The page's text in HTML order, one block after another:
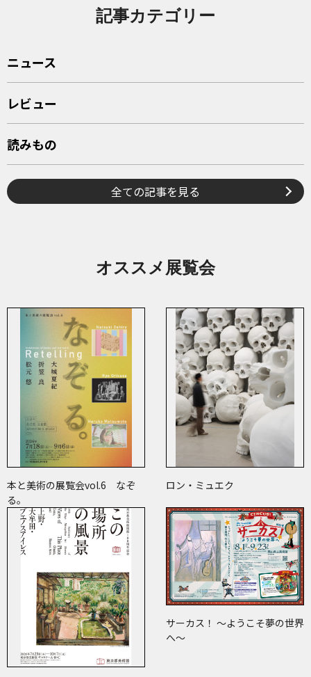
記事カテゴリー
ニュース
レビュー
読みもの
全ての記事を見る
オススメ展覧会
本と美術の展覧会vol.6 なぞ
る。
ロン・ミュエク
サーカス！ ～ようこそ夢の世界
へ～